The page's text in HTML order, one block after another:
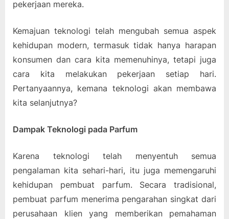
pekerjaan mereka.
Kemajuan teknologi telah mengubah semua aspek
kehidupan modern, termasuk tidak hanya harapan
konsumen dan cara kita memenuhinya, tetapi juga
cara kita melakukan pekerjaan setiap hari.
Pertanyaannya, kemana teknologi akan membawa
kita selanjutnya?
Dampak Teknologi pada Parfum
Karena teknologi telah menyentuh semua
pengalaman kita sehari-hari, itu juga memengaruhi
kehidupan pembuat parfum. Secara tradisional,
pembuat parfum menerima pengarahan singkat dari
perusahaan klien yang memberikan pemahaman